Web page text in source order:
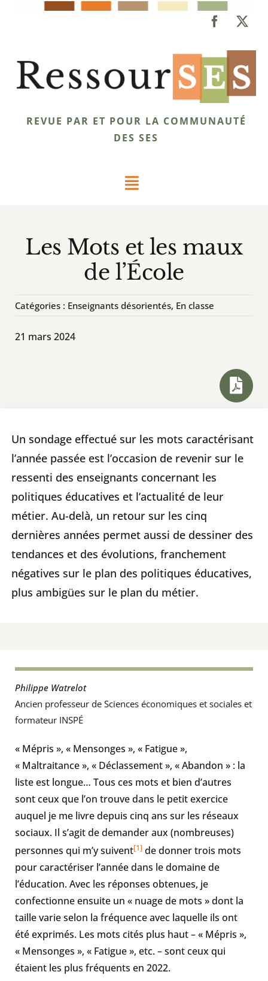
REVUE PAR ET POUR LA COMMUNAUTÉ
DES SES
Toggle
Éclairages
À voir / À lire / Actualité de la recherche
Rechercher:
Les Mots et les maux
de l’École
Catégories : Enseignants désorientés, En classe
21 mars 2024
Un sondage effectué sur les mots caractérisant
l’année passée est l’occasion de revenir sur le
ressenti des enseignants concernant les
politiques éducatives et l’actualité de leur
métier. Au-delà, un retour sur les cinq
dernières années permet aussi de dessiner des
tendances et des évolutions, franchement
négatives sur le plan des politiques éducatives,
plus ambigües sur le plan du métier.
Philippe Watrelot
Ancien professeur de Sciences économiques et sociales et
formateur INSPÉ
« Mépris », « Mensonges », « Fatigue »,
« Maltraitance », « Déclassement », « Abandon » : la
liste est longue… Tous ces mots et bien d’autres
sont ceux que l’on trouve dans le petit exercice
auquel je me livre depuis cinq ans sur les réseaux
sociaux. Il s’agit de demander aux (nombreuses)
personnes qui m’y suivent[1]de donner trois mots
pour caractériser l’année dans le domaine de
l’éducation. Avec les réponses obtenues, je
confectionne ensuite un « nuage de mots » dont la
taille varie selon la fréquence avec laquelle ils ont
été exprimés. Les mots cités plus haut – « Mépris »,
« Mensonges », « Fatigue », etc. – sont ceux qui
étaient les plus fréquents en 2022.